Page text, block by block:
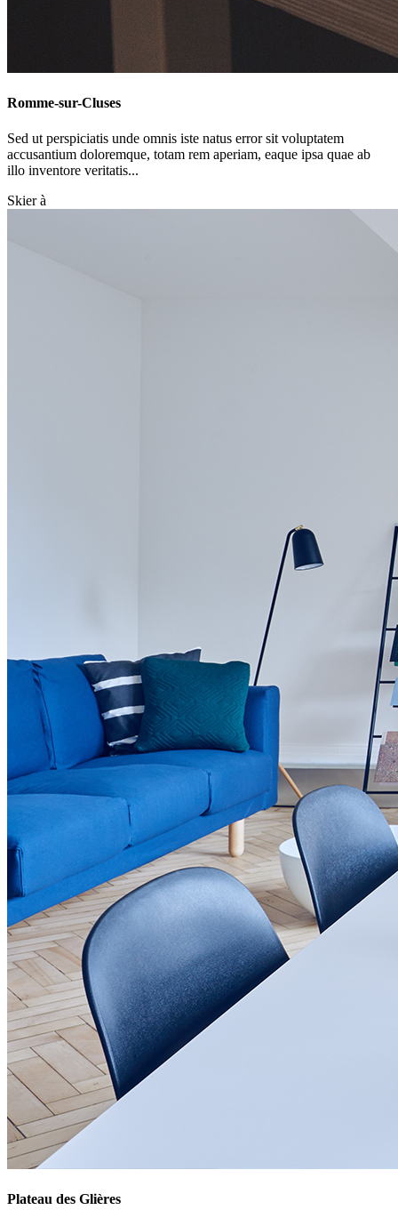
Romme-sur-Cluses
Sed ut perspiciatis unde omnis iste natus error sit voluptatem
accusantium doloremque, totam rem aperiam, eaque ipsa quae ab
illo inventore veritatis...
Skier à
Plateau des Glières